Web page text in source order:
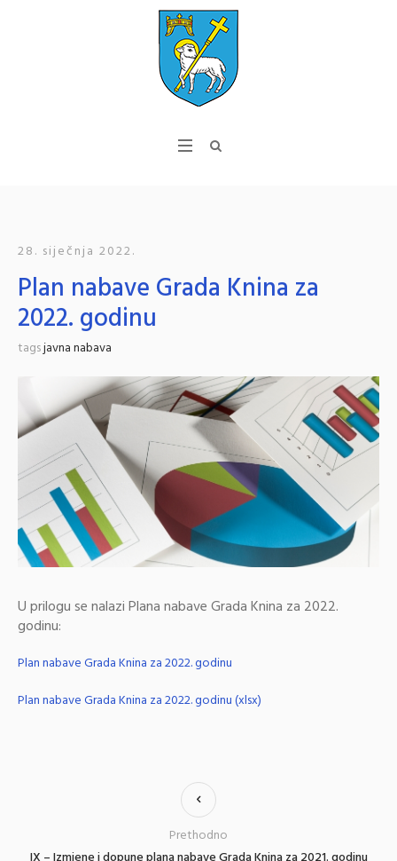
28. siječnja 2022.
Plan nabave Grada Knina za
2022. godinu
tagsjavna nabava
U prilogu se nalazi Plana nabave Grada Knina za 2022.
godinu:
Plan nabave Grada Knina za 2022. godinu
Plan nabave Grada Knina za 2022. godinu (xlsx)
Prethodno